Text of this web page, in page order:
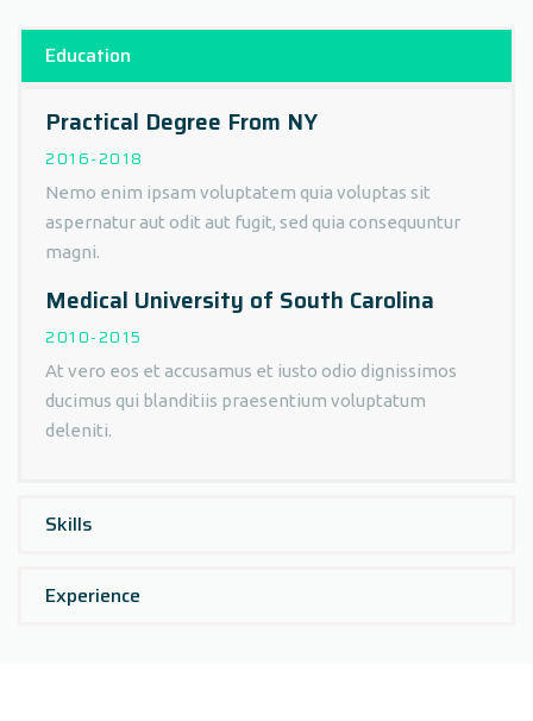
Education
Practical Degree From NY
2016-2018
Nemo enim ipsam voluptatem quia voluptas sit
aspernatur aut odit aut fugit, sed quia consequuntur
magni.
Medical University of South Carolina
2010-2015
At vero eos et accusamus et iusto odio dignissimos
ducimus qui blanditiis praesentium voluptatum
deleniti.
Skills
Experience